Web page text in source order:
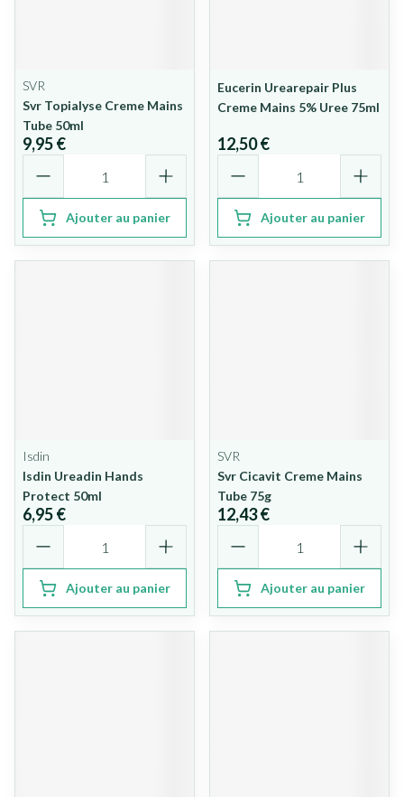
SVR
Svr Topialyse Creme Mains
Tube 50ml
9,95 €
Ajouter au panier
Eucerin Urearepair Plus
Creme Mains 5% Uree 75ml
12,50 €
Ajouter au panier
Isdin
Isdin Ureadin Hands
Protect 50ml
6,95 €
Ajouter au panier
SVR
Svr Cicavit Creme Mains
Tube 75g
12,43 €
Ajouter au panier